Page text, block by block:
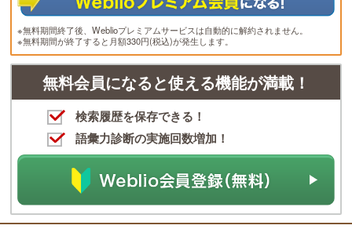
※無料期間終了後、Weblioプレミアムサービスは自動的に解約されません。
※無料期間が終了すると月額330円(税込)が発生します。
無料会員になると使える機能が満載！
検索履歴を保存できる！
語彙力診断の実施回数増加！